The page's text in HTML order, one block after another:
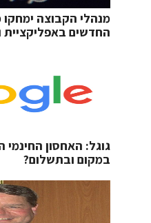
מנהלי הקבוצה ימחקו
החדשים באפליקציית
גוגל: האחסון
במקום ובתשלום?